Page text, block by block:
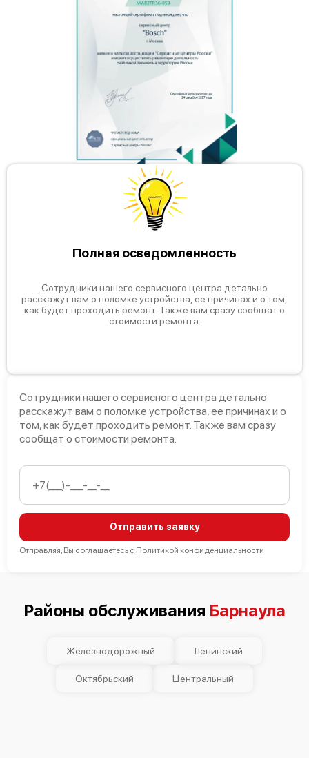
Bosch Serie 6 SPV66MX60R
Bosch Serie 6 SPV66MX10R
Bosch Serie 6 SPV 69X10
Bosch Serie 2 SPS25FW13R
Bosch SPV 45DX00 R
Полная осведомленность
Сотрудники нашего сервисного центра детально
расскажут вам о поломке устройства, ее причинах и о том,
как будет проходить ремонт. Также вам сразу сообщат о
стоимости ремонта.
Сотрудники нашего сервисного центра детально
расскажут вам о поломке устройства, ее причинах и о
том, как будет проходить ремонт. Также вам сразу
сообщат о стоимости ремонта.
Отправить заявку
Отправляя, Вы соглашаетесь с Политикой конфиденциальности
Районы обслуживания Барнаула
Железнодорожный Ленинский
Октябрьский Центральный